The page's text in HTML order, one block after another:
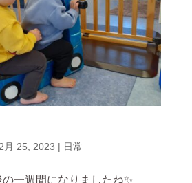
月 25, 2023 | 日常
一週間になりましたね✨